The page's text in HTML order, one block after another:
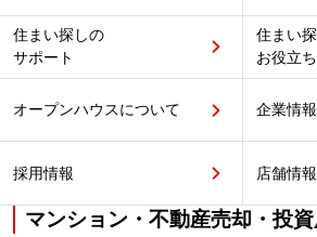
住まい探しの
サポート
住まい
お役立
オープンハウスについて 企業情報
採用情報 店舗情報
マンション・不動産売却・投